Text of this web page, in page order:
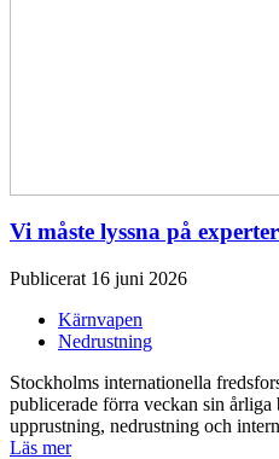
Vi måste lyssna på
Publicerat 16 juni 2026
Kärnvapen
Nedrustning
Stockholms internationella
publicerade förra veckan sin
upprustning, nedrustning och
Läs mer